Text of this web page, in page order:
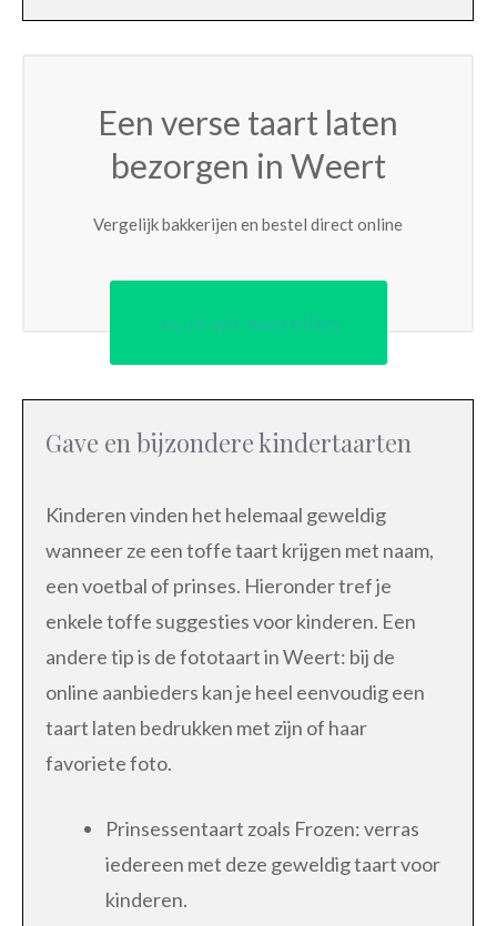
Een verse taart laten
bezorgen in Weert
Vergelijk bakkerijen en bestel direct online
Ja, ik wil bestellen
Gave en bijzondere kindertaarten
Kinderen vinden het helemaal geweldig
wanneer ze een toffe taart krijgen met naam,
een voetbal of prinses. Hieronder tref je
enkele toffe suggesties voor kinderen. Een
andere tip is de fototaart in Weert: bij de
online aanbieders kan je heel eenvoudig een
taart laten bedrukken met zijn of haar
favoriete foto.
Prinsessentaart zoals Frozen: verras
iedereen met deze geweldig taart voor
kinderen.